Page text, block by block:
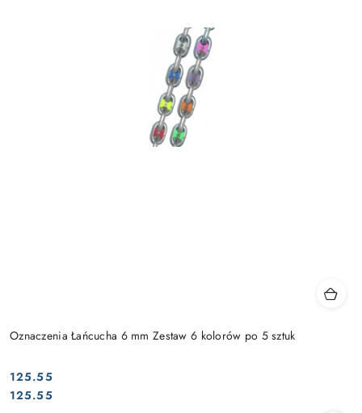
Oznaczenia Łańcucha 6 mm Zestaw 6 kolorów po 5 sztuk
Cena:
125.55
Cena:
125.55